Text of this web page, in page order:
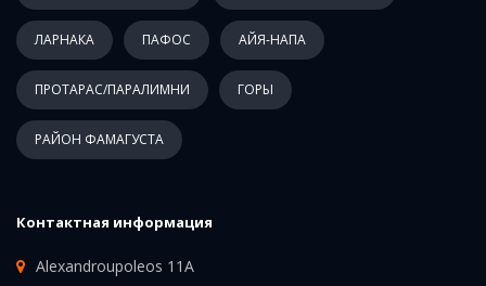
ЛАРНАКА ПАФОС АЙЯ-НАПА
ПРОТАРАС/ПАРАЛИМНИ ГОРЫ
РАЙОН ФАМАГУСТА
Контактная информация
Alexandroupoleos 11A